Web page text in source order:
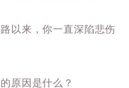
以来，你一直深陷悲伤
原因是什么？